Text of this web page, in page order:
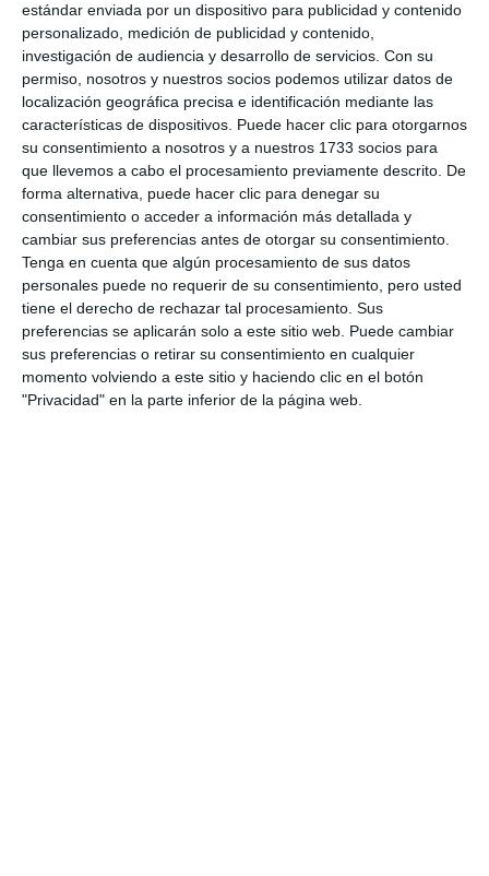
estándar enviada por un dispositivo para publicidad y contenido
personalizado, medición de publicidad y contenido,
investigación de audiencia y desarrollo de servicios. Con su
permiso, nosotros y nuestros socios podemos utilizar datos de
localización geográfica precisa e identificación mediante las
características de dispositivos. Puede hacer clic para otorgarnos
su consentimiento a nosotros y a nuestros 1733 socios para
que llevemos a cabo el procesamiento previamente descrito. De
forma alternativa, puede hacer clic para denegar su
consentimiento o acceder a información más detallada y
cambiar sus preferencias antes de otorgar su consentimiento.
Tenga en cuenta que algún procesamiento de sus datos
personales puede no requerir de su consentimiento, pero usted
tiene el derecho de rechazar tal procesamiento. Sus
preferencias se aplicarán solo a este sitio web. Puede cambiar
sus preferencias o retirar su consentimiento en cualquier
momento volviendo a este sitio y haciendo clic en el botón
"Privacidad" en la parte inferior de la página web.